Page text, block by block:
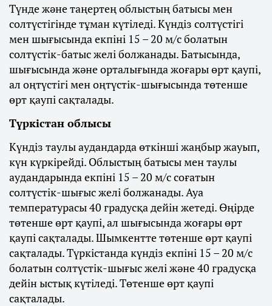
Түнде және таңертең облыстың батысы мен
солтүстігінде тұман күтіледі. Күндіз солтүстігі
мен шығысында екпіні 15 – 20 м/с болатын
солтүстік-батыс желі болжанады. Батысында,
шығысында және орталығында жоғары өрт қаупі,
ал оңтүстігі мен оңтүстік-шығысында төтенше
өрт қаупі сақталады.
Түркістан облысы
Күндіз таулы аудандарда өткінші жаңбыр жауып,
күн күркірейді. Облыстың батысы мен таулы
аудандарында екпіні 15 – 20 м/с соғатын
солтүстік-шығыс желі болжанады. Ауа
температурасы 40 градусқа дейін жетеді. Өңірде
төтенше өрт қаупі, ал шығысында жоғары өрт
қаупі сақталады. Шымкентте төтенше өрт қаупі
сақталады. Түркістанда күндіз екпіні 15 – 20 м/с
болатын солтүстік-шығыс желі және 40 градусқа
дейін ыстық күтіледі. Төтенше өрт қаупі
сақталады.